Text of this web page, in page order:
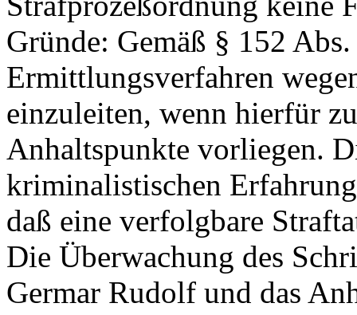
Gründe: Gemäß § 152
Ermittlungsverfahren
einzuleiten, wenn hierfür
Anhaltspunkte vorliegen.
kriminalistischen
daß eine verfolgbare
Die Überwachung des
Germar Rudolf und das